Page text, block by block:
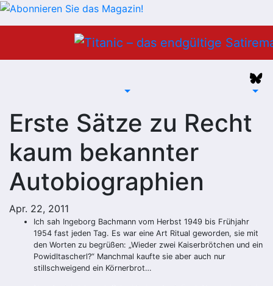
Erste Sätze zu Recht
kaum bekannter
Autobiographien
Apr. 22, 2011
Ich sah Ingeborg Bachmann vom Herbst 1949 bis Frühjahr
1954 fast jeden Tag. Es war eine Art Ritual geworden, sie mit
den Worten zu begrüßen: „Wieder zwei Kaiserbrötchen und ein
Powidltascherl?“ Manchmal kaufte sie aber auch nur
stillschweigend ein Körnerbrot…